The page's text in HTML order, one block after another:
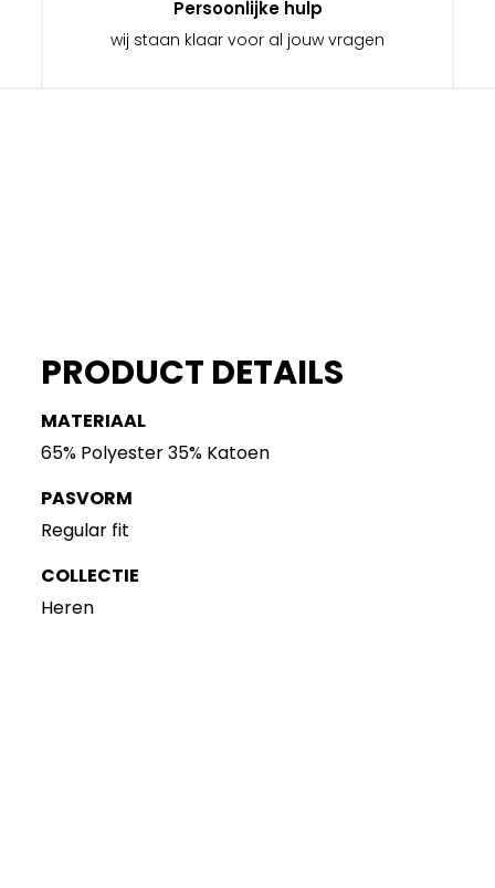
Persoonlijke hulp
wij staan klaar voor al jouw vragen
PRODUCT DETAILS
MATERIAAL
65% Polyester 35% Katoen
PASVORM
Regular fit
COLLECTIE
Heren